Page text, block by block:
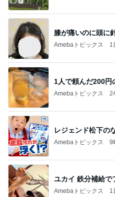
膝が痛いのに頭に
Amebaトピックス 1
1人で頼んだ200円
Amebaトピックス
レジェンド松下の
Amebaトピックス 9
ユカイ 鉄分補給で
Amebaトピックス 1